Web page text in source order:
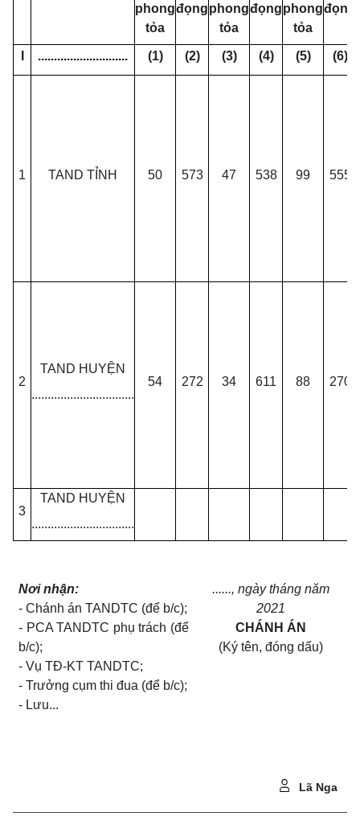
phong
tỏa
đọngphong
tỏa
đọngphong
tỏa
đọng
............................ (1) (2) (3) (4) (5) (6)
1 TAND TỈNH 50 573 47 538 99 555
2
TAND HUYỆN
................................
54 272 34 611 88 270
3
TAND HUYỆN
................................
Nơi nhận:
- Chánh án TANDTC (để b/c);
- PCATANDTC phụ trách (để
b/c);
- Vụ TĐ-KTTANDTC;
- Trưởng cụm thi đua (để b/c);
- Lưu...
......, ngàytháng năm
2021
CHÁNH ÁN
(Ký tên, đóng dấu)
Lã Nga